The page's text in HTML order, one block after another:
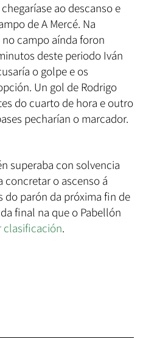
ao descanso e
de A Mercé. Na
campo aínda foron
deste periodo Iván
o golpe e os
Un gol de Rodrigo
do cuarto de hora e outro
pecharían o marcador.
superaba con solvencia
concretar o ascenso á
do parón da próxima fin de
final na que o Pabellón
clasificación.